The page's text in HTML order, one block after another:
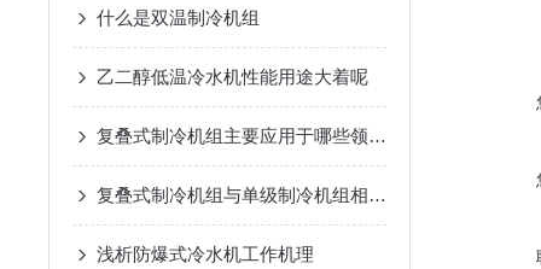
什么是双温制冷机组
乙二醇低温冷水机性能用途大着呢
复叠式制冷机组主要应用于哪些领域？
复叠式制冷机组与单级制冷机组相比有哪些优势？
浅析​防爆式冷水机工作机理